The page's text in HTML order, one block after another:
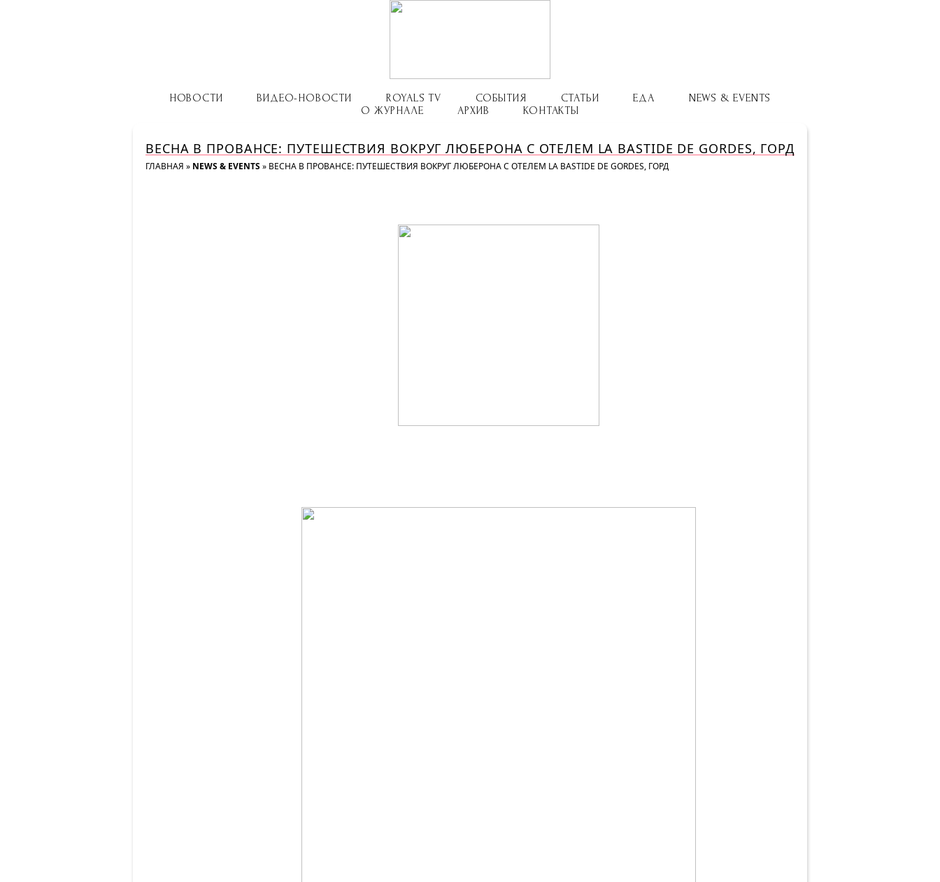
НОВОСТИ ВИДЕО-НОВОСТИ ROYALS TV СОБЫТИЯ СТАТЬИ ЕДА
NEWS & EVENTS
О ЖУРНАЛЕ
АРХИВ КОНТАКТЫ
ВЕСНА В ПРОВАНСЕ: ПУТЕШЕСТВИЯ ВОКРУГ ЛЮБЕРОНА С ОТЕЛЕМ LA BASTIDE DE GORDES, ГОРД
ГЛАВНАЯ » NEWS & EVENTS » ВЕСНА В ПРОВАНСЕ: ПУТЕШЕСТВИЯ ВОКРУГ ЛЮБЕРОНА С ОТЕЛЕМ LA BASTIDE DE GORDES, ГОРД